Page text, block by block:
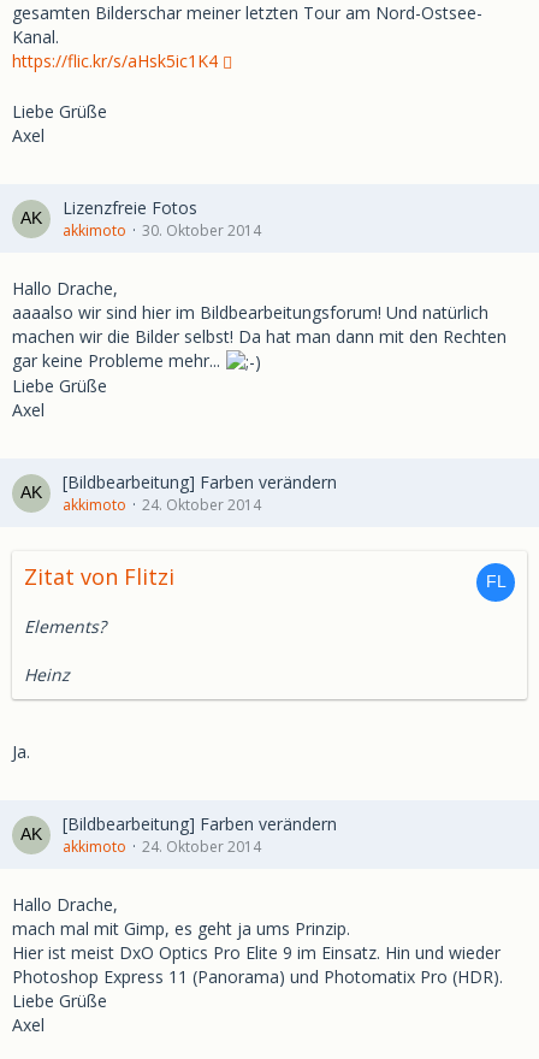
gesamten Bilderschar meiner letzten Tour am Nord-Ostsee-
Kanal.
https://flic.kr/s/aHsk5ic1K4
Liebe Grüße
Axel
Lizenzfreie Fotos
akkimoto 30. Oktober 2014
Hallo Drache,
aaaalso wir sind hier im Bildbearbeitungsforum! Und natürlich
machen wir die Bilder selbst! Da hat man dann mit den Rechten
gar keine Probleme mehr...
Liebe Grüße
Axel
[Bildbearbeitung] Farben verändern
akkimoto 24. Oktober 2014
Zitat von Flitzi
Elements?
Heinz
Ja.
[Bildbearbeitung] Farben verändern
akkimoto 24. Oktober 2014
Hallo Drache,
mach mal mit Gimp, es geht ja ums Prinzip.
Hier ist meist DxO Optics Pro Elite 9 im Einsatz. Hin und wieder
Photoshop Express 11 (Panorama) und Photomatix Pro (HDR).
Liebe Grüße
Axel